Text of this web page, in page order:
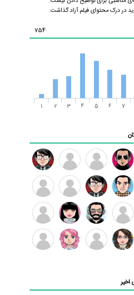
در درک محتوای فیلم آزاد گذاشت.
754
1 2 3 4 5 6 7
رضا
کاظمی
زهرا ~ ابتین
سید
محمد
موسوی
مهدی
سلطانی
داود
رضیی
طرفدار
میلی
بابی
براون
کیوان
کیانی
امیردلتا امیروو
ملیکا
منتظری
عارفه
داستانپور
اخیر